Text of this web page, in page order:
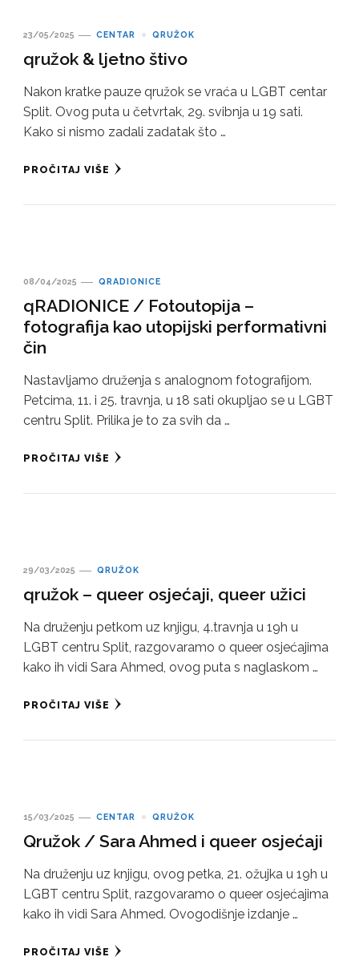
23/05/2025 CENTAR QRUŽOK
qružok & ljetno štivo
Nakon kratke pauze qružok se vraća u LGBT centar
Split. Ovog puta u četvrtak, 29. svibnja u 19 sati.
Kako si nismo zadali zadatak što …
PROČITAJ VIŠE
08/04/2025 QRADIONICE
qRADIONICE / Fotoutopija –
fotografija kao utopijski performativni
čin
Nastavljamo druženja s analognom fotografijom.
Petcima, 11. i 25. travnja, u 18 sati okupljao se u LGBT
centru Split. Prilika je to za svih da …
PROČITAJ VIŠE
29/03/2025 QRUŽOK
qružok – queer osjećaji, queer užici
Na druženju petkom uz knjigu, 4.travnja u 19h u
LGBT centru Split, razgovaramo o queer osjećajima
kako ih vidi Sara Ahmed, ovog puta s naglaskom …
PROČITAJ VIŠE
15/03/2025 CENTAR QRUŽOK
Qružok / Sara Ahmed i queer osjećaji
Na druženju uz knjigu, ovog petka, 21. ožujka u 19h u
LGBT centru Split, razgovaramo o queer osjećajima
kako ih vidi Sara Ahmed. Ovogodišnje izdanje …
PROČITAJ VIŠE